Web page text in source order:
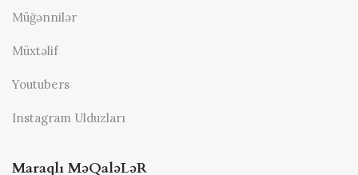
Müğənnilər
Müxtəlif
Youtubers
Instagram Ulduzları
Maraqlı MəQaləLəR